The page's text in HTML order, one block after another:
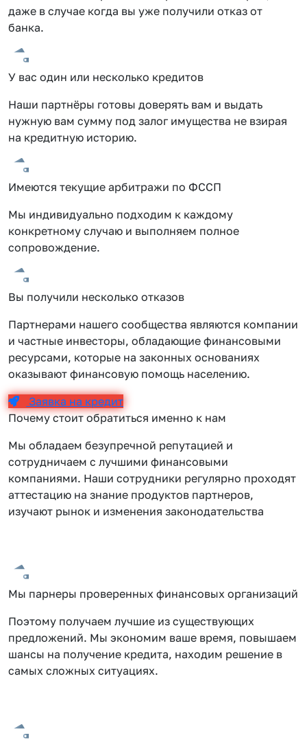
даже в случае когда вы уже получили отказ от
банка.
У вас один или несколько кредитов
Наши партнёры готовы доверять вам и выдать
нужную вам сумму под залог имущества не взирая
на кредитную историю.
Имеются текущие арбитражи по ФССП
Мы индивидуально подходим к каждому
конкретному случаю и выполняем полное
сопровождение.
Вы получили несколько отказов
Партнерами нашего сообщества являются компании
и частные инвесторы, обладающие финансовыми
ресурсами, которые на законных основаниях
оказывают финансовую помощь населению.
Заявка на кредит
Почему стоит обратиться именно к нам
Мы обладаем безупречной репутацией и
сотрудничаем с лучшими финансовыми
компаниями. Наши сотрудники регулярно проходят
аттестацию на знание продуктов партнеров,
изучают рынок и изменения законодательства
Мы парнеры проверенных финансовых организаций
Поэтому получаем лучшие из существующих
предложений. Мы экономим ваше время, повышаем
шансы на получение кредита, находим решение в
самых сложных ситуациях.